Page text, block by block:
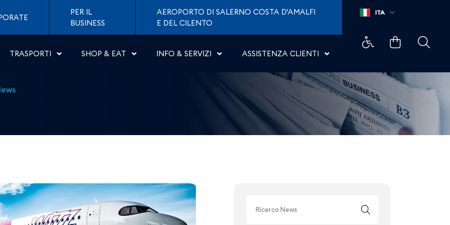
&#8211; Craiova - Aeroporti di Napoli
PER IL
BUSINESS
AEROPORTO DI SALERNO COSTA D'AMALFI
E DEL CILENTO
TRASPORTI SHOP & EAT INFO & SERVIZI ASSISTENZA CLIENTI
ITA